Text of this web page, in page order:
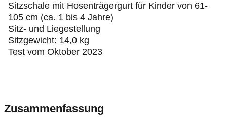
Sitzschale mit Hosenträgergurt für Kinder von 61-
105 cm (ca. 1 bis 4 Jahre)
Sitz- und Liegestellung
Sitzgewicht: 14,0 kg
Test vom Oktober 2023
Zusammenfassung